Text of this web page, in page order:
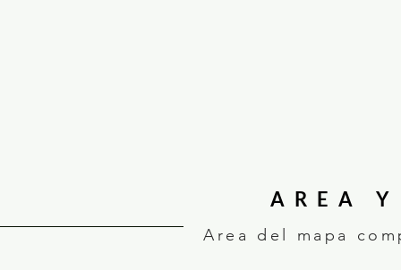
AREA
Area del mapa